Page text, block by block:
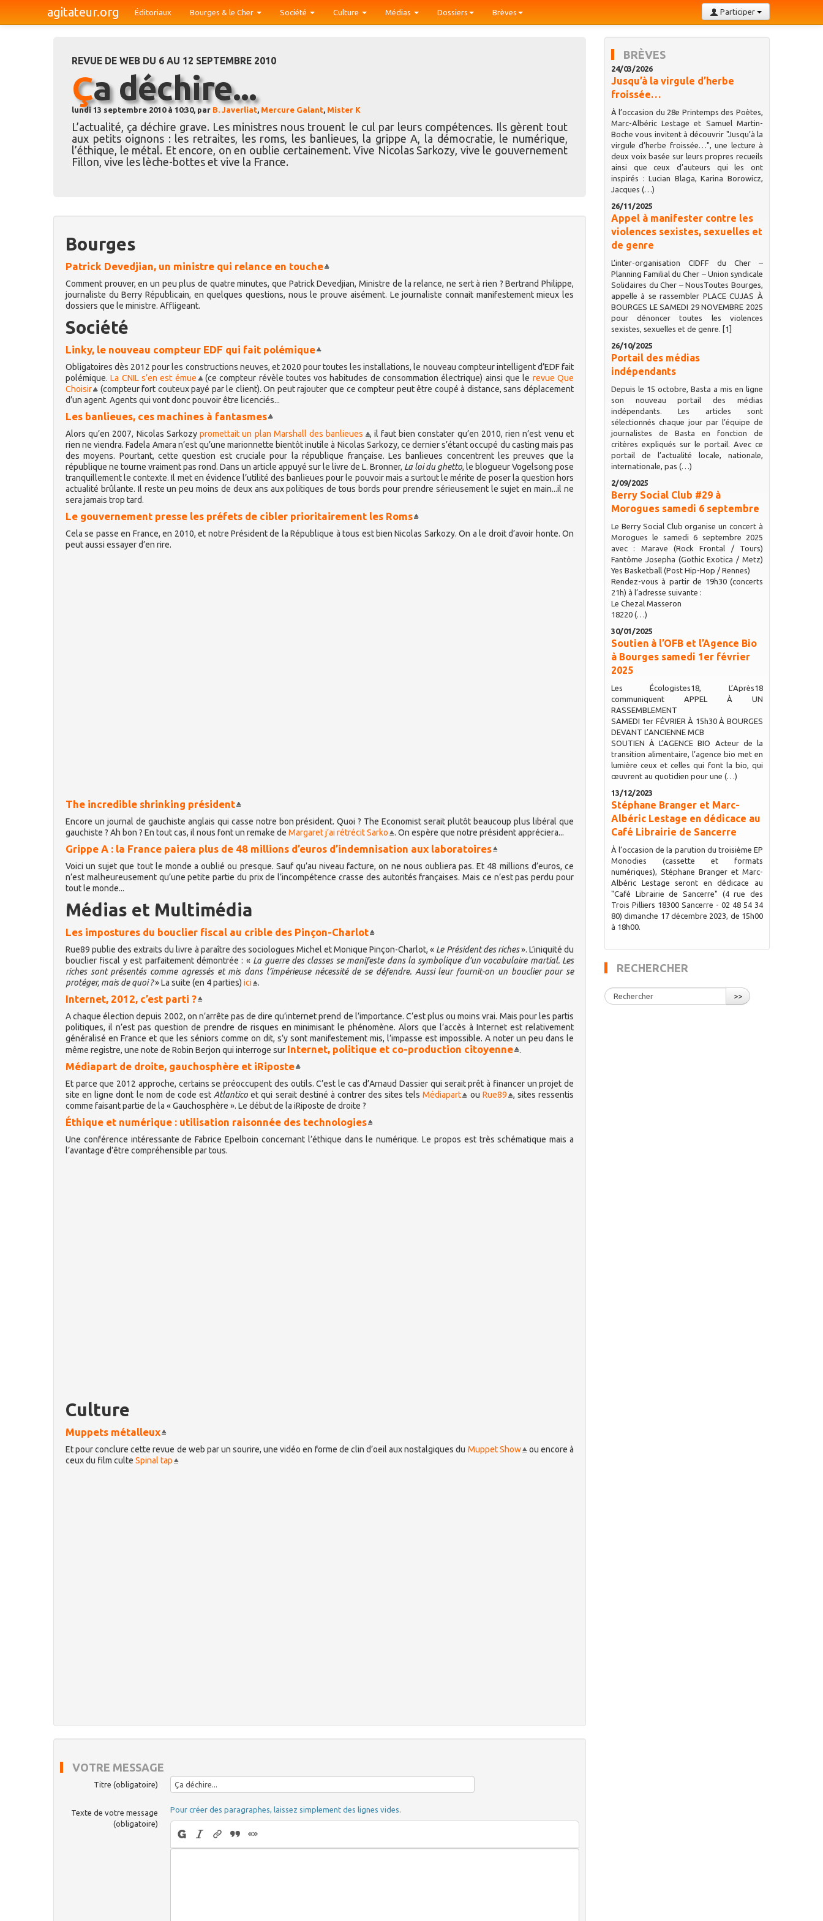
agitateur.org Participer
Éditoriaux Bourges & le Cher Société Culture Médias Dossiers Brèves
REVUE DE WEB DU 6 AU 12 SEPTEMBRE 2010
Ça déchire...
lundi 13 septembre 2010 à 10:30, par B. Javerliat Mercure Galant Mister K
L’actualité, ça déchire grave. Les ministres nous trouent le cul par leurs compétences. Ils gèrent tout
aux petits oignons : les retraites, les roms, les banlieues, la grippe A, la démocratie, le numérique,
l’éthique, le métal. Et encore, on en oublie certainement. Vive Nicolas Sarkozy, vive le gouvernement
Fillon, vive les lèche-bottes et vive la France.
Bourges
Patrick Devedjian, un ministre qui relance en touche
Comment prouver, en un peu plus de quatre minutes, que Patrick Devedjian, Ministre de la relance, ne sert à rien ? Bertrand Philippe,
journaliste du Berry Républicain, en quelques questions, nous le prouve aisément. Le journaliste connait manifestement mieux les
dossiers que le ministre. Affligeant.
Société
Linky, le nouveau compteur EDF qui fait polémique
Obligatoires dès 2012 pour les constructions neuves, et 2020 pour toutes les installations, le nouveau compteur intelligent d’EDF fait
polémique.La CNIL s’en est émue (ce compteur révèle toutes vos habitudes de consommation électrique) ainsi que le revue Que
Choisir
(compteur fort couteux payé par le client). On peut rajouter que ce compteur peut être coupé à distance, sans déplacement
d’un agent. Agents qui vont donc pouvoir être licenciés...
Les banlieues, ces machines à fantasmes
Alors qu’en 2007, Nicolas Sarkozypromettait un plan Marshall des banlieues
, il faut bien constater qu’en 2010, rien n’est venu et
rien ne viendra. Fadela Amara n’est qu’une marionnette bientôt inutile à Nicolas Sarkozy, ce dernier s’étant occupé du casting mais pas
des moyens. Pourtant, cette question est cruciale pour la république française. Les banlieues concentrent les preuves que la
république ne tourne vraiment pas rond. Dans un article appuyé sur le livre de L. Bronner, La loi du ghetto, le blogueur Vogelsong pose
tranquillement le contexte. Il met en évidence l’utilité des banlieues pour le pouvoir mais a surtout le mérite de poser la question hors
actualité brûlante. Il reste un peu moins de deux ans aux politiques de tous bords pour prendre sérieusement le sujet en main...il ne
sera jamais trop tard.
Le gouvernement presse les préfets de cibler prioritairement les Roms
Cela se passe en France, en 2010, et notre Président de la République à tous est bien Nicolas Sarkozy. On a le droit d’avoir honte. On
peut aussi essayer d’en rire.
The incredible shrinking président
Encore un journal de gauchiste anglais qui casse notre bon président. Quoi ? The Economist serait plutôt beaucoup plus libéral que
gauchiste ? Ah bon ? En tout cas, il nous font un remake de Margaret j’ai rétrécit Sarko . On espère que notre président appréciera...
Grippe A : la France paiera plus de 48 millions d’euros d’indemnisation aux laboratoires
Voici un sujet que tout le monde a oublié ou presque. Sauf qu’au niveau facture, on ne nous oubliera pas. Et 48 millions d’euros, ce
n’est malheureusement qu’une petite partie du prix de l’incompétence crasse des autorités françaises. Mais ce n’est pas perdu pour
tout le monde...
Médias et Multimédia
Les impostures du bouclier fiscal au crible des Pinçon-Charlot
Rue89 publie des extraits du livre à paraître des sociologues Michel et Monique Pinçon-Charlot, « Le Président des riches». L’iniquité du
bouclier fiscal y est parfaitement démontrée : « La guerre des classes se manifeste dans la symbolique d’un vocabulaire martial. Les
riches sont présentés comme agressés et mis dans l’impérieuse nécessité de se défendre. Aussi leur fournit-on un bouclier pour se
protéger, mais de quoi ?» La suite (en 4 parties) ici .
Internet, 2012, c’est parti ?
A chaque élection depuis 2002, on n’arrête pas de dire qu’internet prend de l’importance. C’est plus ou moins vrai. Mais pour les partis
politiques, il n’est pas question de prendre de risques en minimisant le phénomène. Alors que l’accès à Internet est relativement
généralisé en France et que les séniors comme on dit, s’y sont manifestement mis, l’impasse est impossible. A noter un peu dans le
même registre, une note de Robin Berjon qui interroge sur Internet, politique et co-production citoyenne .
Médiapart de droite, gauchosphère et iRiposte
Et parce que 2012 approche, certains se préoccupent des outils. C’est le cas d’Arnaud Dassier qui serait prêt à financer un projet de
site en ligne dont le nom de code est Atlantico et qui serait destiné à contrer des sites telsMédiapart ou Rue89
, sites ressentis
comme faisant partie de la « Gauchosphère ». Le début de la iRiposte de droite ?
Éthique et numérique : utilisation raisonnée des technologies
Une conférence intéressante de Fabrice Epelboin concernant l’éthique dans le numérique. Le propos est très schématique mais a
l’avantage d’être compréhensible par tous.
Culture
Muppets métalleux
Et pour conclure cette revue de web par un sourire, une vidéo en forme de clin d’oeil aux nostalgiques du Muppet Show
ou encore à
ceux du film culte Spinal tap
VOTRE MESSAGE
Titre (obligatoire)
Texte de votre message
(obligatoire)
Pour créer des paragraphes, laissez simplement des lignes vides.
BRÈVES
24/03/2026
Jusqu’à la virgule d’herbe
froissée…
À l’occasion du 28e Printemps des Poètes,
Marc-Albéric Lestage et Samuel Martin-
Boche vous invitent à découvrir "Jusqu’à la
virgule d’herbe froissée…", une lecture à
deux voix basée sur leurs propres recueils
ainsi que ceux d’auteurs qui les ont
inspirés : Lucian Blaga, Karina Borowicz,
Jacques (…)
26/11/2025
Appel à manifester contre les
violences sexistes, sexuelles et
de genre
L’inter-organisation CIDFF du Cher –
Planning Familial du Cher – Union syndicale
Solidaires du Cher – NousToutes Bourges,
appelle à se rassembler PLACE CUJAS À
BOURGES LE SAMEDI 29 NOVEMBRE 2025
pour dénoncer toutes les violences
sexistes, sexuelles et de genre. [1]
26/10/2025
Portail des médias
indépendants
Depuis le 15 octobre, Basta a mis en ligne
son nouveau portail des médias
indépendants. Les articles sont
sélectionnés chaque jour par l’équipe de
journalistes de Basta en fonction de
critères expliqués sur le portail. Avec ce
portail de l’actualité locale, nationale,
internationale, pas (…)
2/09/2025
Berry Social Club #29 à
Morogues samedi 6 septembre
Le Berry Social Club organise un concert à
Morogues le samedi 6 septembre 2025
avec : Marave (Rock Frontal / Tours)
Fantôme Josepha (Gothic Exotica / Metz)
Yes Basketball (Post Hip-Hop / Rennes)
Rendez-vous à partir de 19h30 (concerts
21h) à l’adresse suivante :
Le Chezal Masseron
18220 (…)
30/01/2025
Soutien à l’OFB et l’Agence Bio
à Bourges samedi 1er février
2025
Les Écologistes18, L’Après18
communiquent APPEL À UN
RASSEMBLEMENT
SAMEDI 1er FÉVRIER À 15h30 À BOURGES
DEVANT L’ANCIENNE MCB
SOUTIEN À L’AGENCE BIO Acteur de la
transition alimentaire, l’agence bio met en
lumière ceux et celles qui font la bio, qui
œuvrent au quotidien pour une (…)
13/12/2023
Stéphane Branger et Marc-
Albéric Lestage en dédicace au
Café Librairie de Sancerre
À l’occasion de la parution du troisième EP
Monodies (cassette et formats
numériques), Stéphane Branger et Marc-
Albéric Lestage seront en dédicace au
"Café Librairie de Sancerre" (4 rue des
Trois Pilliers 18300 Sancerre - 02 48 54 34
80) dimanche 17 décembre 2023, de 15h00
à 18h00.
RECHERCHER
>>